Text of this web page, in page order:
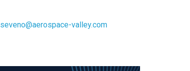
seveno@aerospace-valley.com